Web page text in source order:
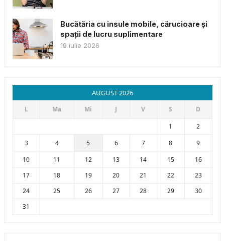
Bucătăria cu insule mobile, cărucioare și
spații de lucru suplimentare
19 iulie 2026
AUGUST 2026
L Ma Mi J V S
D
1
2
3
4 5 6 7 8
9
10
11 12 13 14 15
16
17
18 19 20 21 22
23
24
25 26 27 28 29
30
31